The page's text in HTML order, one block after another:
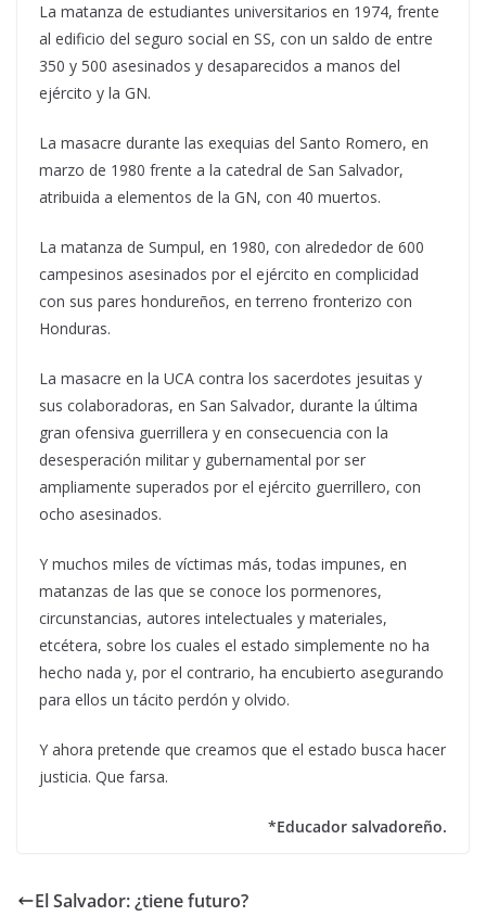
La matanza de estudiantes universitarios en 1974, frente
al edificio del seguro social en SS, con un saldo de entre
350 y 500 asesinados y desaparecidos a manos del
ejército y la GN.
La masacre durante las exequias del Santo Romero, en
marzo de 1980 frente a la catedral de San Salvador,
atribuida a elementos de la GN, con 40 muertos.
La matanza de Sumpul, en 1980, con alrededor de 600
campesinos asesinados por el ejército en complicidad
con sus pares hondureños, en terreno fronterizo con
Honduras.
La masacre en la UCA contra los sacerdotes jesuitas y
sus colaboradoras, en San Salvador, durante la última
gran ofensiva guerrillera y en consecuencia con la
desesperación militar y gubernamental por ser
ampliamente superados por el ejército guerrillero, con
ocho asesinados.
Y muchos miles de víctimas más, todas impunes, en
matanzas de las que se conoce los pormenores,
circunstancias, autores intelectuales y materiales,
etcétera, sobre los cuales el estado simplemente no ha
hecho nada y, por el contrario, ha encubierto asegurando
para ellos un tácito perdón y olvido.
Y ahora pretende que creamos que el estado busca hacer
justicia. Que farsa.
*Educador salvadoreño.
El Salvador: ¿tiene futuro?